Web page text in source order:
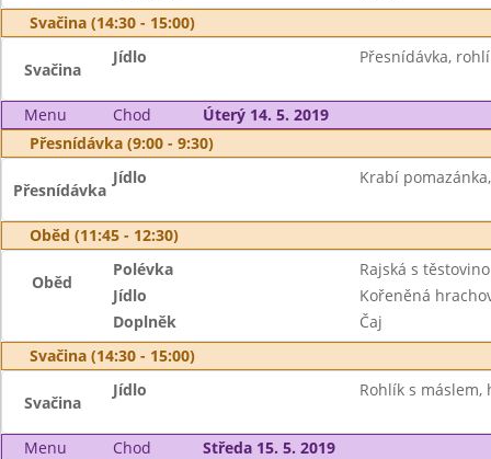
Svačina (14:30 - 15:00)
Svačina
Jídlo Přesnídávka,
Menu Chod
Úterý 14. 5. 2019
Přesnídávka (9:00 - 9:30)
Přesnídávka
Jídlo Krabí
Oběd (11:45 - 12:30)
Oběd
Polévka
Rajská s
Jídlo
Kořeněná
Doplněk
Čaj
Svačina (14:30 - 15:00)
Svačina
Jídlo Rohlík s máslem,
Menu Chod
Středa 15. 5. 2019